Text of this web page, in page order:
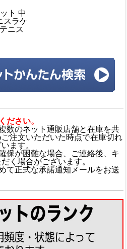
ト 中
スラケ
ニス
さい。
数のネット通販店舗と在庫を共
注文いただいた時点で在庫切れ
ます。
保が困難な場合、ご連絡後、キ
く場合がございます。
て正式な承諾通知メールをお送